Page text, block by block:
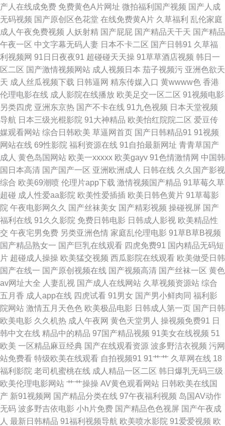
片 自拍做爱网站 成人在线免费 激情av入口 美女羞羞嗯啊网站 日韩专区第一
页 自拍69 AV操逼电影 抖阴蜜桃 国产极品另类 欧美精品区 婷婷五月天成人
网 99超碰日本 国产青草香蕉久久 美女超碰在线 日本做爱暖暖 综合一页麻豆
片 a女v片电影探花 大香蕉肏 国产在线观看91 精品亚洲第一夜 日韩无码影视
城 无码一卡 亚洲黄色小说网站 91传媒抖音 超碰久久96 韩国日本色色 久久
精品国产亚州 欧洲性生活社区 深夜福利网址导航 91蜜臀在线观看 超碰97综
合 国产精品久久在线 精品爱啪 欧美色图激情 天天撸夜夜操 亚洲肏逼 欧韩一
级精品 日本高潮视频 欧洲毛片影院 超碰人人肏 女同自慰网站 在线理论视频
艹 福利站av 男人女人成人超碰 日韩偷拍第一页 亚州三级在线网站 欧美福利
视频 五月丁香婷婷成人 国产日韩乱 欧美插插综合 51视屏 国产视频51 日本
成a影院 一区二区国产自拍 91唐伯虎 成人网站天堂网 青青操avbb 婷婷基地
qvod 亚洲一区伪娘射精 97色超碰在线 黑丝后入91 欧美下面网站内射 亚洲
性爱小说网 肏逼国产 豆花精品影视 另类激情A片 日韩国无码 午夜福利院在
线 91福利小电影 99热大 国产精品电影大全 男人天堂成人网 日韩精品极品
午夜性色福利社 91视频工厂 东京热comcn 美女黄视WW 亚洲超碰自拍 91免
费国视频 国产精品野外三级 青青艹大香蕉 伪娘互操 91福利入口 aa久久 精
品熟女91 日韩成人午夜 五月天性爱欧美 91综合在线视频 成人91蜜桃臀 海
产人在线成免费 免费黄色A片网址 微拍福利国产视频 国产人成
无码视频 国产原创区色花堂 在线免费黄A片 久草福利 乱伦家庭
成人午夜免费视频 人妖射精 国产屁屁 国产精品天干天 国产精品
午夜一区 中文字幕无码人妻 日本不卡二区 国产日韩91 久草福
利视频网 91日日夜夜91 超碰碰天天操 91草草酒店视频 韩日一
区二区 国产激情视频网站 成人视频日本 茄子视频污 亚洲色欲天
天 成人丝瓜视频下载 日韩逼网 精东传媒入口 黄wwww色 香港
伦理电影在线 成人影院在线播放 欧美足交一区二区 91视频电影
另类四虎 亚洲东京热 国产不卡在线 91九色视频 日本天堂视频
导航 日本三级光棍影院 91大神精品 欧美怡红院院二区 爱豆传
媒观看网站 综合日韩欧美 草逼网首页 国产日韩精品91 91视频
网站在线 69性影院 福利资源在线 91自拍最新网址 青青草国产
成人 黄色岛国网站 欧美一xxxxx 欧美gayv 91色情激情网 中国韩
国日本高清 国产国产一区 亚洲欧洲成人 日韩在线 久久国产影视
综合 欧美69潮喷 伦理片app下载 激情视频国产精品 91草莓久草
超碰 成人性爱aa影院 欧美性爱插插 欧美日韩色黄片 91草莓影
院 午夜电影网久久 国产丝袜美女 国产精彩视频 操碰视屏 国产
福利在线 91久久影院 免费日韩电影 日韩成人影视 欧美精品性
交 午夜宅男免费 另类亚洲色情 家庭乱伦理电影 91草B草B视频
国产精品熟女一 国产巨乳在线观看 四虎免费91 国内精品无码短
片 超碰成人操操 欧美猛交视频 西瓜影院在线观看 欧美做受日韩
国产在线一 国产原创视频在线 国产视频高清 国产丝袜一区 黄色
av网址大全 人妻乱视 国产成人在线网站 久草视频资源站 综合
五月香 成人app在线 四虎试看 91男女 国产男小鲜肉同 福利影
院网站 激情五月天色色 欧美极品电影 日韩成人第一页 国产日韩
欧美电影 久久机热 成人午夜网 黄色天堂男人 操视频免费91 日
韩中文在线 精品中的精品 97国产精品视频 91美女在线视频 51
欧美 一区精品麻豆经典 国产在线观看资源 波多野洁衣视频 污网
站免费看 特级欧美在线观看 自拍视频91 91艹艹 久草网在线 18
福利影院 老司机蜜桃在线 成人精品一区二区 韩日爆乳无码三级
欧美伦理电影网站 艹艹操操 AV黄色观看网站 日韩欧美在线国
产 新91视频网 国产精品分类在线 97午夜福利视频 岛国AV动作
无码 波多野吉依电影 小h片免费 国产精品色色视屏 国产午夜成
人 最新日韩精品 91福利视频导航 欧美喷水影院 91爱爱视频 欧